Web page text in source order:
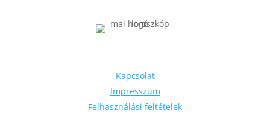
Kapcsolat
Impresszum
Felhasználási feltételek